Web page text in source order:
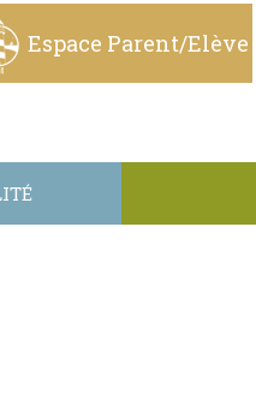
Espace Parent/Elève